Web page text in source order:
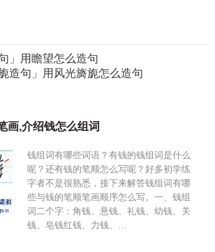
」用瞻望怎么造句
造句」用风光旖旎怎么造句
画,介绍钱怎么组词
钱组词有哪些词语？有钱的钱组词是什么
呢？还有钱的笔顺怎么写呢？好多初学练
字者不是很熟悉，接下来解答钱组词有哪
些与钱的笔顺笔画顺序怎么写。一、钱组
词二个字：角钱、悬钱、礼钱、幼钱、关
钱、皂钱红钱、力钱、…